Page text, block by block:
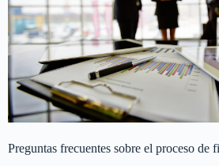
Preguntas frecuentes sobre el proceso de